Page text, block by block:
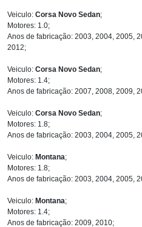
Veiculo: Corsa Novo Sedan;
Motores: 1.0;
Anos de fabricação: 2003, 2004, 2005,
2012;
Veiculo: Corsa Novo Sedan;
Motores: 1.4;
Anos de fabricação: 2007, 2008, 2009,
Veiculo: Corsa Novo Sedan;
Motores: 1.8;
Anos de fabricação: 2003, 2004, 2005,
Veiculo: Montana;
Motores: 1.8;
Anos de fabricação: 2003, 2004, 2005,
Veiculo: Montana;
Motores: 1.4;
Anos de fabricação: 2009, 2010;